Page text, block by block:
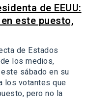
de EEUU:
este puesto,
de Estados
los medios,
sábado en su
los votantes que
pero no la